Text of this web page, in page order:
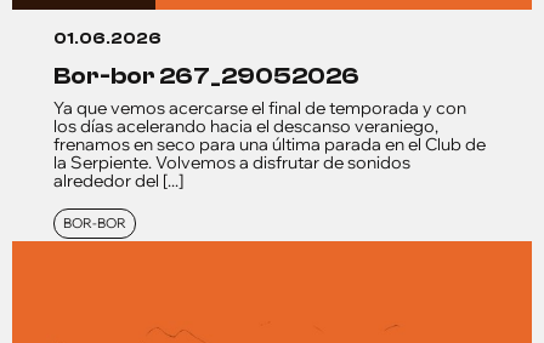
01.06.2026
bor-bor 267_29052026
Ya que vemos acercarse el final de temporada y con
los días acelerando hacia el descanso veraniego,
frenamos en seco para una última parada en el Club de
la Serpiente. Volvemos a disfrutar de sonidos
alrededor del [...]
BOR-BOR